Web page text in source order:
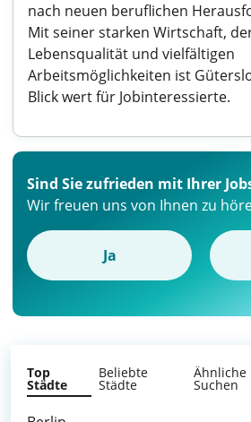
nach neuen beruflichen
Mit seiner starken Wirtschaft,
Lebensqualität und vielfältigen
Arbeitsmöglichkeiten ist
Blick wert für Jobinteressierte.
Sind Sie zufrieden mit Ihrer
Wir freuen uns von Ihnen zu
Ja
Top
Städte
Beliebte
Städte
Ähnliche
Suchen